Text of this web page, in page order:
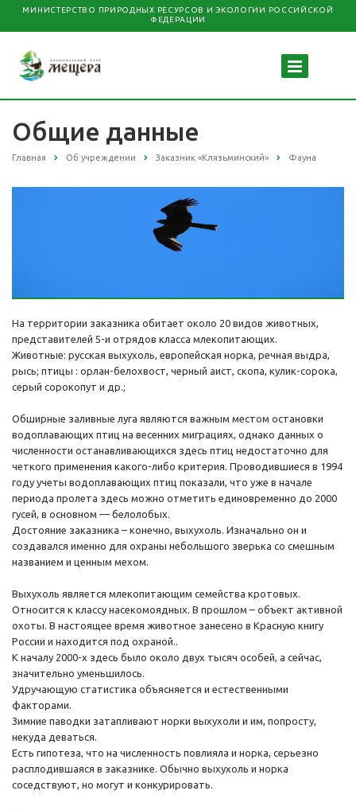
МИНИСТЕРСТВО ПРИРОДНЫХ РЕСУРСОВ И ЭКОЛОГИИ РОССИЙСКОЙ
ФЕДЕРАЦИИ
Общие данные
Главная Об учреждении Заказник «Клязьминский» Фауна
На территории заказника обитает около 20 видов животных,
представителей 5-и отрядов класса млекопитающих.
Животные: русская выхухоль, европейская норка, речная выдра,
рысь; птицы : орлан-белохвост, черный аист, скопа, кулик-сорока,
серый сорокопут и др.;
Обширные заливные луга являются важным местом остановки
водоплавающих птиц на весенних миграциях, однако данных о
численности останавливающихся здесь птиц недостаточно для
четкого применения какого-либо критерия. Проводившиеся в 1994
году учеты водоплавающих птиц показали, что уже в начале
периода пролета здесь можно отметить единовременно до 2000
гусей, в основном — белолобых.
Достояние заказника – конечно, выхухоль. Изначально он и
создавался именно для охраны небольшого зверька со смешным
названием и ценным мехом.
Выхухоль является млекопитающим семейства кротовых.
Относится к классу насекомоядных. В прошлом – объект активной
охоты. В настоящее время животное занесено в Красную книгу
России и находится под охраной..
К началу 2000-х здесь было около двух тысяч особей, а сейчас,
значительно уменьшилось.
Удручающую статистика объясняется и естественными
факторами.
Зимние паводки затапливают норки выхухоли и им, попросту,
некуда деваться.
Есть гипотеза, что на численность повлияла и норка, серьезно
расплодившаяся в заказнике. Обычно выхухоль и норка
соседствуют, но могут и конкурировать.